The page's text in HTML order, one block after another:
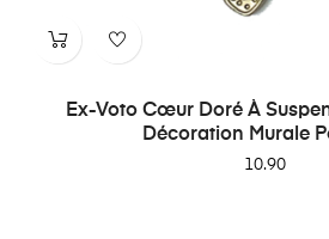
Ex-Voto Cœur Doré À
Décoration Murale
Price
10.90